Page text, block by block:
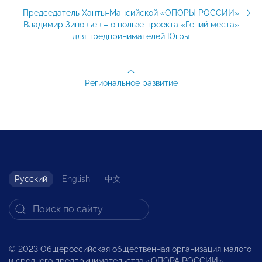
Председатель Ханты-Мансийской «ОПОРЫ РОССИИ»
Владимир Зиновьев – о пользе проекта «Гений места»
для предпринимателей Югры
Региональное развитие
Русский English 中文
© 2023 Общероссийская общественная организация малого